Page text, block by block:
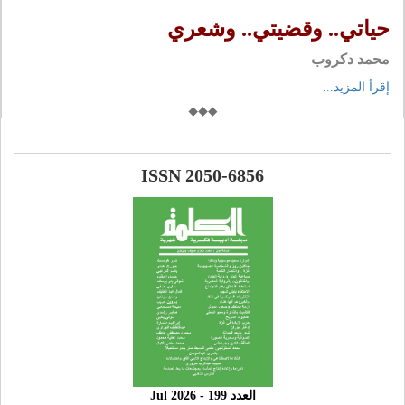
حياتي.. وقضيتي.. وشعري
محمد دكروب
إقرأ المزيد...
ISSN 2050-6856
العدد 199 - 2026 Jul